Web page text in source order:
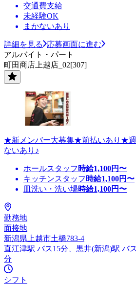
交通費支給
未経験OK
まかないあり
詳細を見る
応募画面に進む
アルバイト・パート
町田商店上越店_02[307]
★新メンバー大募集★前払いあり★週
ないあり♪
ホールスタッフ 時給1,100円〜
キッチンスタッフ 時給1,100円〜
皿洗い・洗い場時給1,100円〜
勤務地
面接地
新潟県上越市土橋783-4
直江津駅 バス15分、黒井(新潟)駅 バ
分
シフト